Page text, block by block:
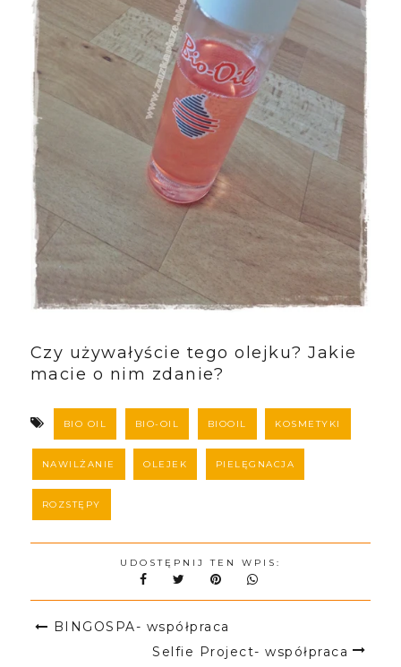
Czy używałyście tego olejku? Jakie
macie o nim zdanie?
BIO OIL BIO-OIL BIOOIL KOSMETYKI
NAWILŻANIE OLEJEK PIELĘGNACJA
ROZSTĘPY
UDOSTĘPNIJ TEN WPIS:
BINGOSPA- współpraca
Selfie Project- współpraca